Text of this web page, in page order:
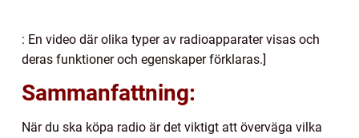
: En video där olika typer av radioapparater visas och
deras funktioner och egenskaper förklaras.]
Sammanfattning:
När du ska köpa radio är det viktigt att överväga vilka